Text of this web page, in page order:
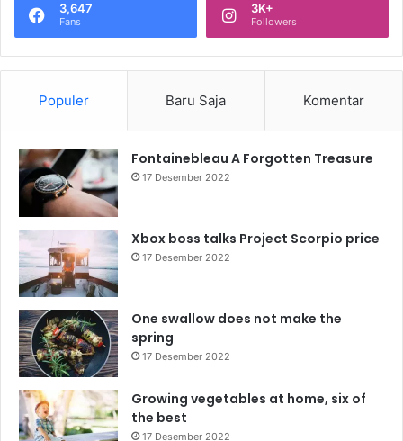
3,647
Fans
3K+
Followers
Populer Baru Saja Komentar
Fontainebleau A Forgotten Treasure
17 Desember 2022
Xbox boss talks Project Scorpio price
17 Desember 2022
One swallow does not make the
spring
17 Desember 2022
Growing vegetables at home, six of
the best
17 Desember 2022